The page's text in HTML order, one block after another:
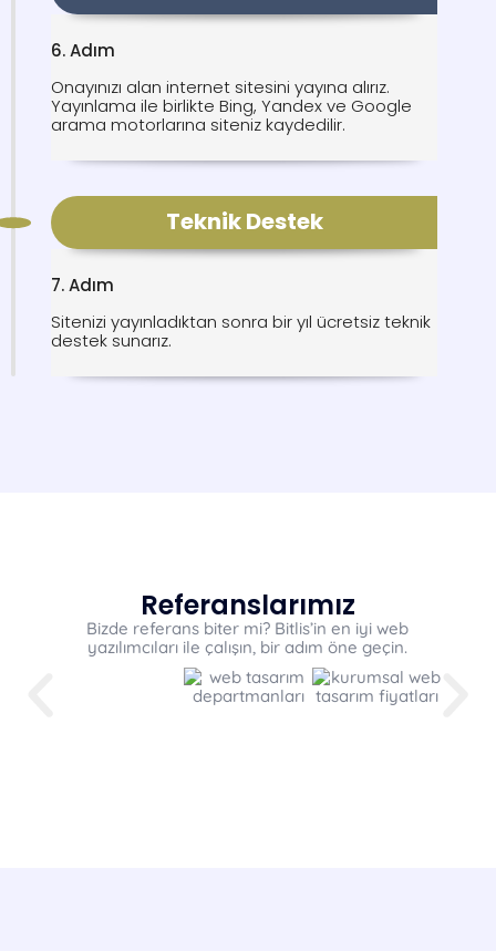
6. Adım
Onayınızı alan internet sitesini yayına alırız.
Yayınlama ile birlikte Bing, Yandex ve Google
arama motorlarına siteniz kaydedilir.
Teknik Destek
7. Adım
Sitenizi yayınladıktan sonra bir yıl ücretsiz teknik
destek sunarız.
Referanslarımız
Bizde referans biter mi? Bitlis’in en iyi web
yazılımcıları ile çalışın, bir adım öne geçin.